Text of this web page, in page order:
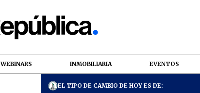
WEBINARS INMOBILIARIA EVENTOS
EL TIPO DE CAMBIO DE HOY ES DE: